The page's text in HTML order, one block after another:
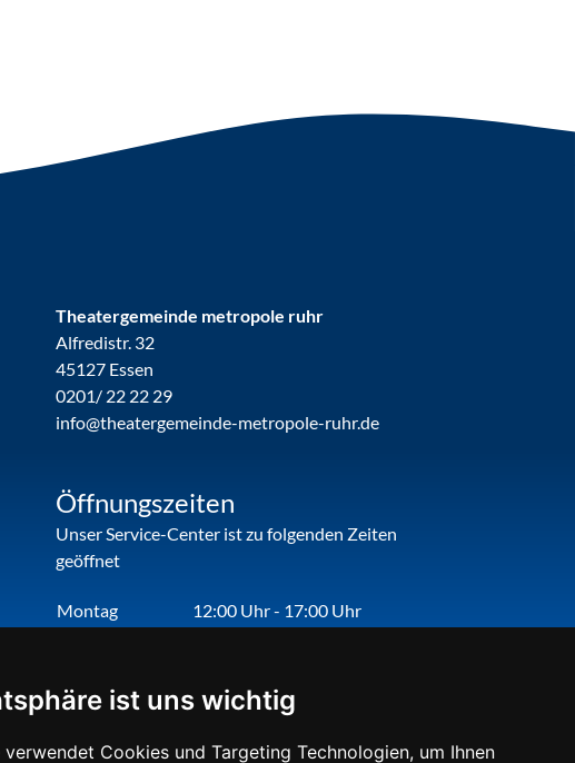
ist uns wichtig
verwendet Cookies und Targeting Technologien, um Ihnen
Theatergemeinde metropole ruhr
Alfredistr. 32
45127 Essen
0201/ 22 22 29
info@theatergemeinde-metropole-ruhr.de
Öffnungszeiten
Unser Service-Center ist zu folgenden Zeiten
geöffnet
Montag
12:00 Uhr - 17:00 Uhr
Freitag
09:00 Uhr - 12:00 Uhr